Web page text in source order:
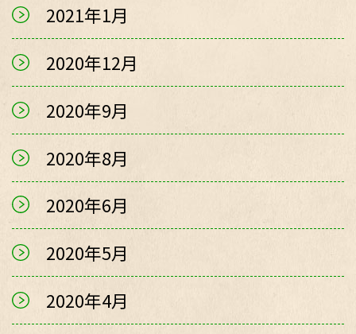
2021年1月
2020年12月
2020年9月
2020年8月
2020年6月
2020年5月
2020年4月